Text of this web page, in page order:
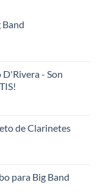
Band
- Son
de Clarinetes
para Big Band